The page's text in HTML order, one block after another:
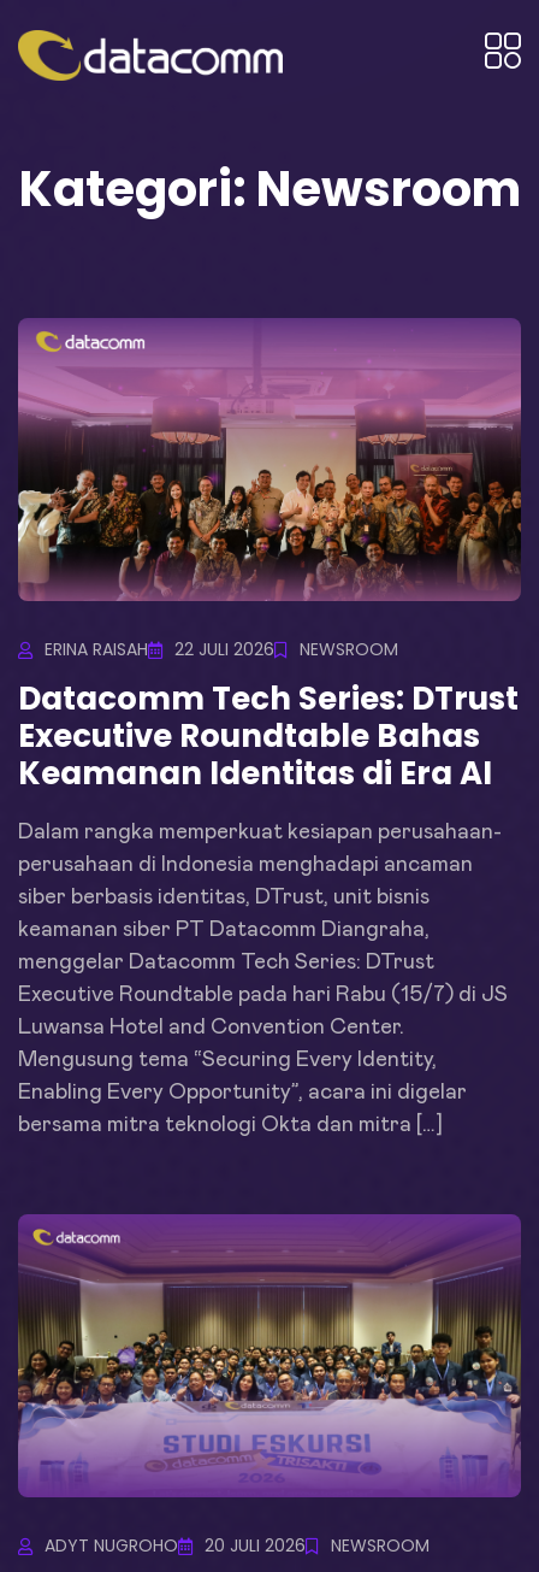
Kategori: Newsroom
ERINA RAISAH 22 JULI 2026 NEWSROOM
Datacomm Tech Series: DTrust
Executive Roundtable Bahas
Keamanan Identitas di Era AI
Dalam rangka memperkuat kesiapan perusahaan-
perusahaan di Indonesia menghadapi ancaman
siber berbasis identitas, DTrust, unit bisnis
keamanan siber PT Datacomm Diangraha,
menggelar Datacomm Tech Series: DTrust
Executive Roundtable pada hari Rabu (15/7) di JS
Luwansa Hotel and Convention Center.
Mengusung tema “Securing Every Identity,
Enabling Every Opportunity”, acara ini digelar
bersama mitra teknologi Okta dan mitra […]
ADYT NUGROHO 20 JULI 2026 NEWSROOM